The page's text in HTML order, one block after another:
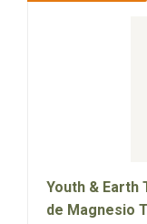
Youth & Earth
de Magnesio